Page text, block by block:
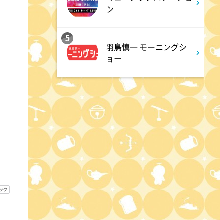
バズマンTV
深夜 1:45
ラブ!!Jリーグ
深夜 2:00
M:ZINE
深夜 2:20
テレ朝サマフェスナビ
ン
5
羽鳥慎一 モーニングシ
ョー